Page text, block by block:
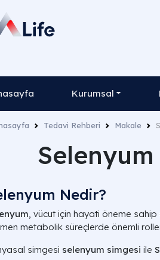
Kurumsal
Tedavi Rehberi Makale
Nedir?
, vücut için hayati öneme
metabolik süreçlerde önemli
simgesi selenyum simgesi ile